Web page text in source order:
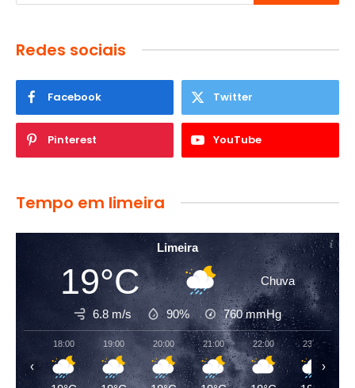
Redes sociais
Facebook Twitter
Pinterest YouTube
Tempo em limeira
Limeira
19°C Chuva
6.8 m/s 90% 760mmHg
18:00 19:00 20:00 21:00 22:00 23:00
‹ ›